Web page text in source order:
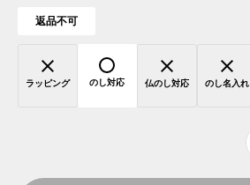
返品不可
ラッピング のし対応 仏のし対応 のし名入れ